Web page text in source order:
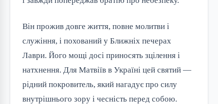
Він прожив довге життя, повне молитви і
служіння, і похований у Ближніх печерах
Лаври. Його мощі досі приносять зцілення і
натхнення. Для Матвіїв в Україні цей святий —
рідний покровитель, який нагадує про силу
внутрішнього зору і чесність перед собою.